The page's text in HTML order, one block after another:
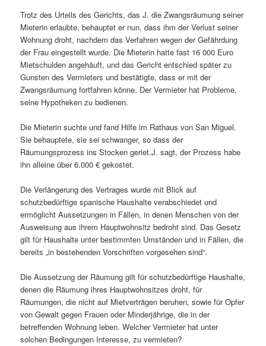
Trotz des Urteils des Gerichts, das J. die Zwangsräumung seiner
Mieterin erlaubte, behauptet er nun, dass ihm der Verlust seiner
Wohnung droht, nachdem das Verfahren wegen der Gefährdung
der Frau eingestellt wurde. Die Mieterin hatte fast 16 000 Euro
Mietschulden angehäuft, und das Gericht entschied später zu
Gunsten des Vermieters und bestätigte, dass er mit der
Zwangsräumung fortfahren könne. Der Vermieter hat Probleme,
seine Hypotheken zu bedienen.
Die Mieterin suchte und fand Hilfe im Rathaus von San Miguel.
Sie behauptete, sie sei schwanger, so dass der
Räumungsprozess ins Stocken geriet.J. sagt, der Prozess habe
ihn alleine über 6.000 € gekostet.
Die Verlängerung des Vertrages wurde mit Blick auf
schutzbedürftige spanische Haushalte verabschiedet und
ermöglicht Aussetzungen in Fällen, in denen Menschen von der
Ausweisung aus ihrem Hauptwohnsitz bedroht sind. Das Gesetz
gilt für Haushalte unter bestimmten Umständen und in Fällen, die
bereits „in bestehenden Vorschriften vorgesehen sind“.
Die Aussetzung der Räumung gilt für schutzbedürftige Haushalte,
denen die Räumung ihres Hauptwohnsitzes droht, für
Räumungen, die nicht auf Mietverträgen beruhen, sowie für Opfer
von Gewalt gegen Frauen oder Minderjährige, die in der
betreffenden Wohnung leben. Welcher Vermieter hat unter
solchen Bedingungen Interesse, zu vermieten?